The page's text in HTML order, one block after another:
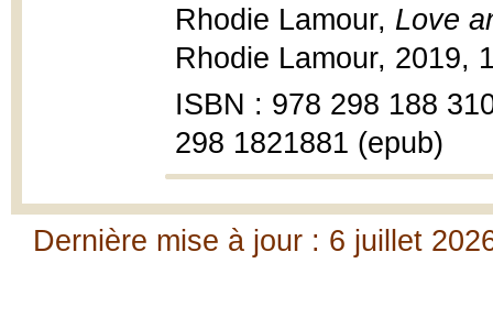
Rhodie Lamour, Love
Rhodie Lamour, 2019,
ISBN : 978 298 188
298 1821881 (epub)
Dernière mise à jour : 6 juillet